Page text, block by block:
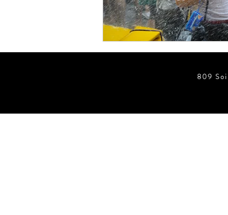
ข่าวสั้น ประตูอัตโนมัติ ข่
ข่าวสั้น ประตูอัตโนมัติ บานฉุ
809 Soi